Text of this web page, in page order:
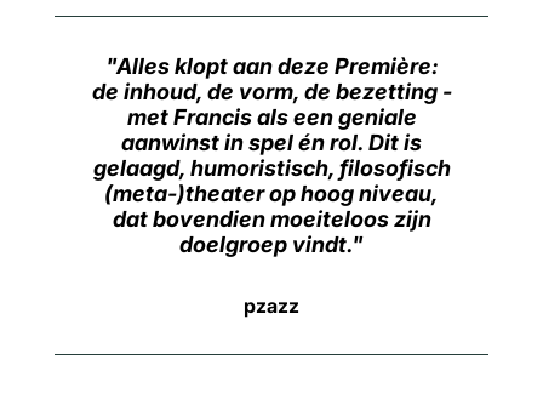
Alles klopt aan deze Première:
de inhoud, de vorm, de bezetting -
met Francis als een geniale
aanwinst in spel én rol. Dit is
gelaagd, humoristisch, filosofisch
(meta-)theater op hoog niveau,
dat bovendien moeiteloos zijn
doelgroep vindt.
pzazz
Inzoomen